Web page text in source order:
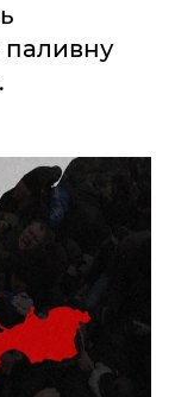
паливну